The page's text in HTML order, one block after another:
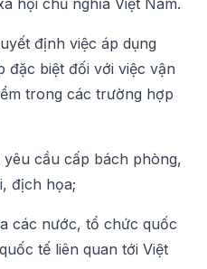
định việc áp dụng
đặc biệt đối với việc vận
trong các trường hợp
cầu cấp bách phòng,
địch họa;
các nước, tổ chức quốc
tế liên quan tới Việt